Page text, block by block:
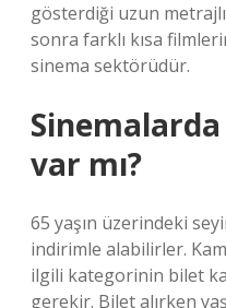
gösterdiği uzun
sonra farklı kısa
sinema sektörüdür.
var mı?
65 yaşın üzerindeki
indirimle alabilirler.
ilgili kategorinin bilet
gerekir. Bilet alırken